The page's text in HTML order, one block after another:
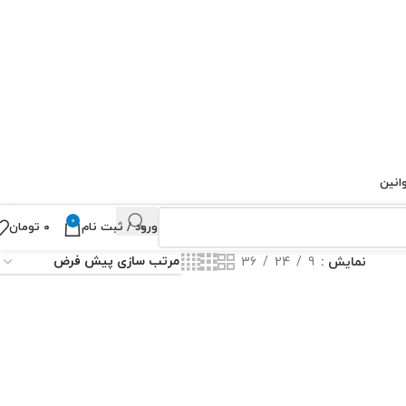
ورود / ثبت نام 0 ۰ تومان
نمایش 9
24
36